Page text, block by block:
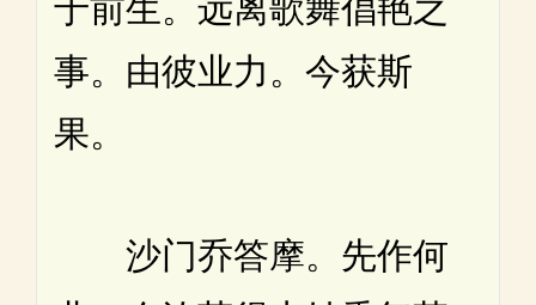
于前生。远离歌舞倡艳之
事。由彼业力。今获斯
果。
沙门乔答摩。先作何